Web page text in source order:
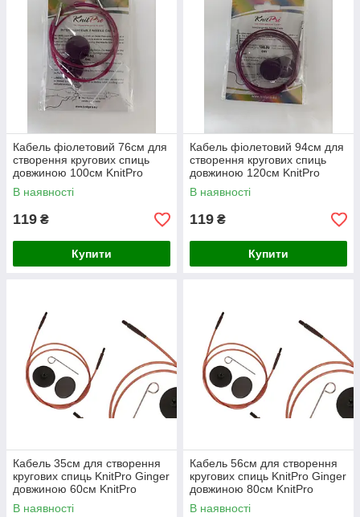
Кабель фіолетовий 76см для
створення кругових спиць
довжиною 100см KnitPro
В наявності
119 ₴
Купити
Кабель фіолетовий 94см для
створення кругових спиць
довжиною 120см KnitPro
В наявності
119 ₴
Купити
Кабель 35см для створення
кругових спиць KnitPro Ginger
довжиною 60см KnitPro
В наявності
Кабель 56см для створення
кругових спиць KnitPro Ginger
довжиною 80см KnitPro
В наявності